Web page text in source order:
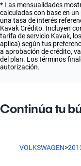
* Las mensualidades
calculadas con base en un
una tasa de interés
Kavak Crédito. Incluyen
tarifa de servicio Kavak,
aplica) según tus
a aprobación de crédito,
del plan. Los términos
autorización.
Continúa tu
VOLKSWAGEN>